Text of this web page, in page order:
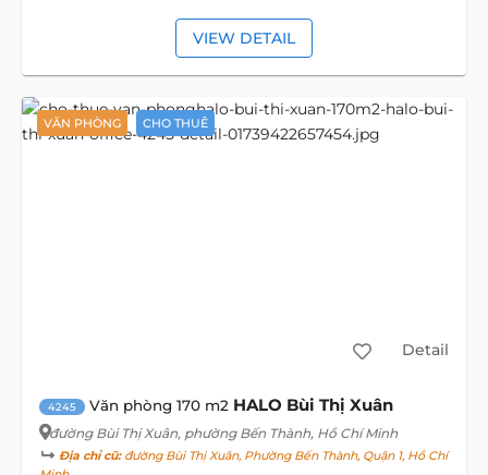
VIEW DETAIL
VĂN PHÒNG CHO THUÊ
Detail
4245 Văn phòng 170 m2 HALO Bùi Thị Xuân
đường Bùi Thị Xuân, phường Bến Thành, Hồ Chí Minh
Địa chỉ cũ:đường Bùi Thị Xuân, Phường Bến Thành, Quận 1, Hồ Chí